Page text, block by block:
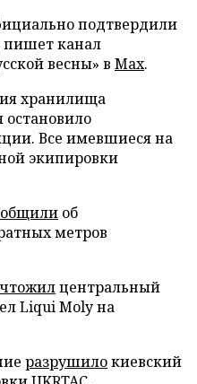
подтвердили
пишет канал
весны» в Max.
хранилища
остановило
Все имевшиеся на
экипировки
об
метров
центральный
Liqui Moly на
разрушилокиевский